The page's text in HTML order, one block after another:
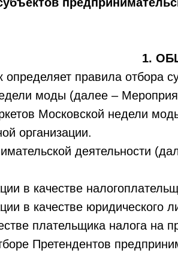
1.
правила отбора
моды (далее –
Московской недели
организации.
деятельности
в качестве
в качестве юридического
плательщика налога на
Претендентов